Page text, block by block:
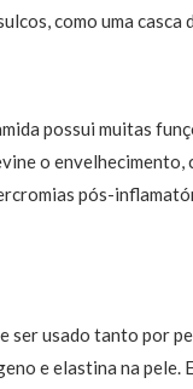
como uma casca
possui muitas
o
pós-
usado tanto por
e elastina na